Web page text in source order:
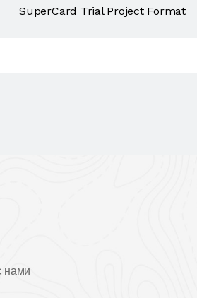
SuperCard Trial Project Format
нами